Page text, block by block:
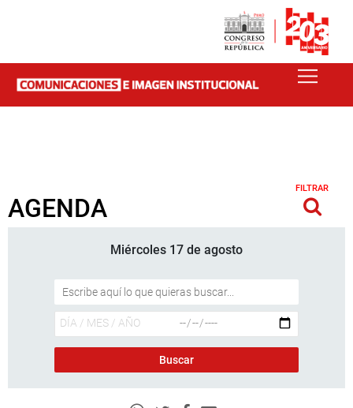
AGENDA
FILTRAR
Miércoles 17 de agosto